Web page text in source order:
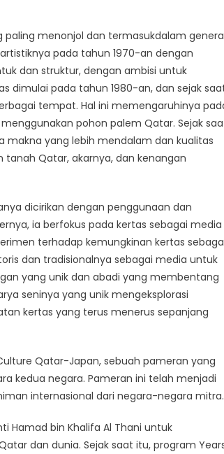
menonjol dan termasukdalam
pada tahun 1970-an dengan
dan struktur, dengan ambisi untuk
dimulai pada tahun 1980-an, dan sejak
tempat. Hal ini memengaruhinya
pohon palem Qatar. Sejak
yang lebih mendalam dan kualitas
Qatar, akarnya, dan kenangan
dicirikan dengan penggunaan dan
ia berfokus pada kertas sebagai media
terhadap kemungkinan kertas
dan tradisionalnya sebagai media untuk
yang unik dan abadi yang membentang
seninya yang unik mengeksplorasi
kertas yang terus menerus sepanjang
Qatar-Japan, sebuah pameran yang
kedua negara. Pameran ini telah menjadi
internasional dari negara-negara mitra.
Hamad bin Khalifa Al Thani untuk
dan dunia. Sejak saat itu, program